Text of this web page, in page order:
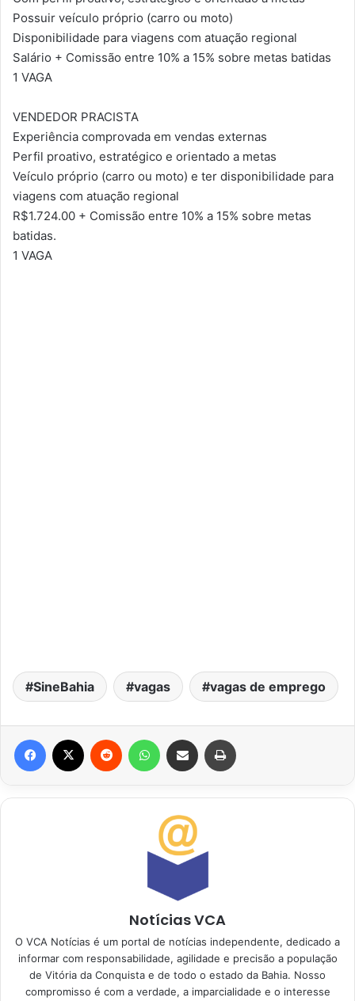
Possuir veículo próprio (carro ou moto)
Disponibilidade para viagens com atuação regional
Salário + Comissão entre 10% a 15% sobre metas batidas
1 VAGA
VENDEDOR PRACISTA
Experiência comprovada em vendas externas
Perfil proativo, estratégico e orientado a metas
Veículo próprio (carro ou moto) e ter disponibilidade para
viagens com atuação regional
R$1.724.00 + Comissão entre 10% a 15% sobre metas
batidas.
1 VAGA
SineBahia vagas vagas de emprego
Facebook Reddit WhatsAppCompartilhar via e-mail
Notícias VCA
O VCA Notícias é um portal de notícias independente, dedicado a
informar com responsabilidade, agilidade e precisão a população
de Vitória da Conquista e de todo o estado da Bahia. Nosso
compromisso é com a verdade, a imparcialidade e o interesse